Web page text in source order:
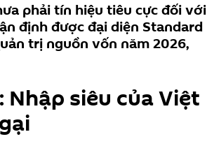
phải tín hiệu tiêu cực đối với
định được đại diện Standard
trị nguồn vốn năm 2026,
siêu của Việt